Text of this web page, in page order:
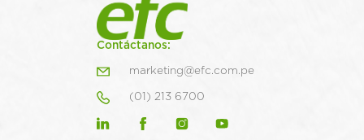
Contáctanos:
marketing@efc.com.pe
(01) 213 6700